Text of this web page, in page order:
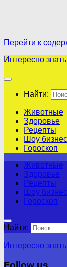
Перейти к
Интересно знать
Найти:
Животные
Здоровье
Рецепты
Шоу бизнес
Гороскоп
Животные
Здоровье
Рецепты
Шоу бизнес
Гороскоп
Найти:
Интересно знать